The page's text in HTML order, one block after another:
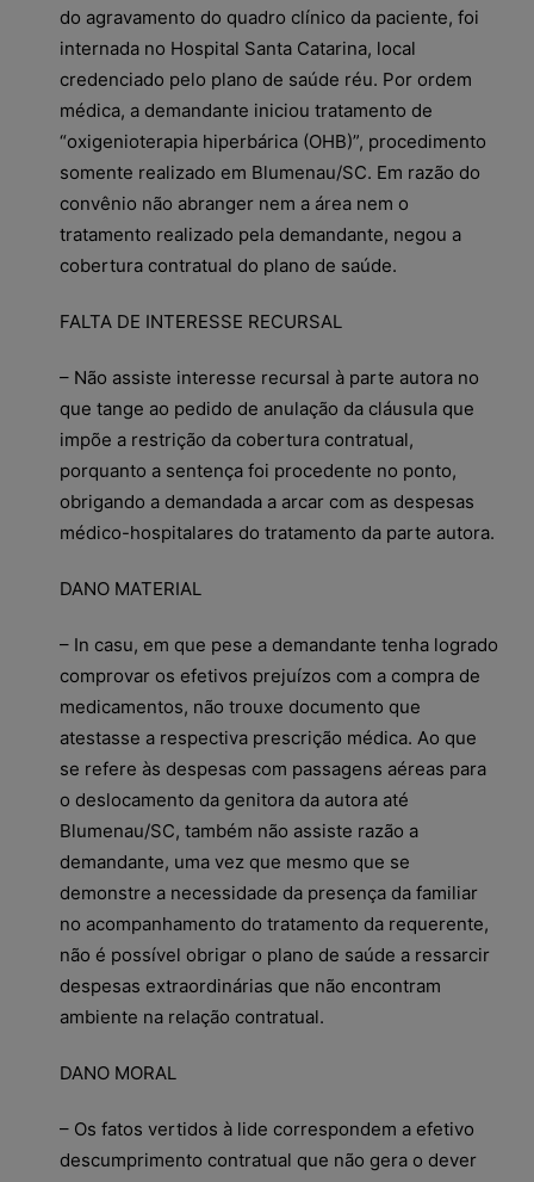
do agravamento do quadro clínico da paciente, foi
internada no Hospital Santa Catarina, local
credenciado pelo plano de saúde réu. Por ordem
médica, a demandante iniciou tratamento de
“oxigenioterapia hiperbárica (OHB)”, procedimento
somente realizado em Blumenau/SC. Em razão do
convênio não abranger nem a área nem o
tratamento realizado pela demandante, negou a
cobertura contratual do plano de saúde.
FALTA DE INTERESSE RECURSAL
– Não assiste interesse recursal à parte autora no
que tange ao pedido de anulação da cláusula que
impõe a restrição da cobertura contratual,
porquanto a sentença foi procedente no ponto,
obrigando a demandada a arcar com as despesas
médico-hospitalares do tratamento da parte autora.
DANO MATERIAL
– In casu, em que pese a demandante tenha logrado
comprovar os efetivos prejuízos com a compra de
medicamentos, não trouxe documento que
atestasse a respectiva prescrição médica. Ao que
se refere às despesas com passagens aéreas para
o deslocamento da genitora da autora até
Blumenau/SC, também não assiste razão a
demandante, uma vez que mesmo que se
demonstre a necessidade da presença da familiar
no acompanhamento do tratamento da requerente,
não é possível obrigar o plano de saúde a ressarcir
despesas extraordinárias que não encontram
ambiente na relação contratual.
DANO MORAL
– Os fatos vertidos à lide correspondem a efetivo
descumprimento contratual que não gera o dever